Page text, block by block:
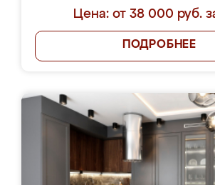
Цена: от 38 000 руб.
ПОДРОБНЕЕ